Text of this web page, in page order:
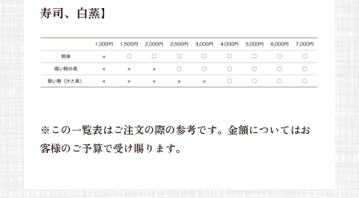
寿司、白蒸】
※この一覧表はご注文の際の参考です。金額についてはお
客様のご予算で受け賜ります。